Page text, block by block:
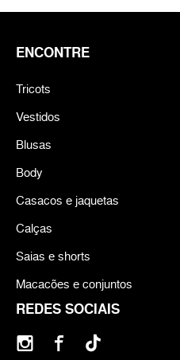
REDES SOCIAIS
ENCONTRE
Tricots
Vestidos
Blusas
Body
Casacos e jaquetas
Calças
Saias e shorts
Macacões e conjuntos